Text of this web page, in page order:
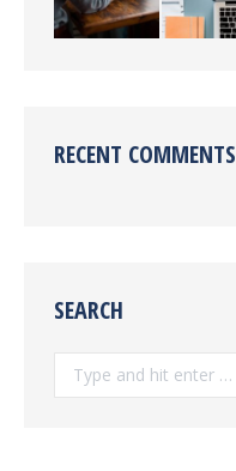
RECENT COMMENTS
SEARCH